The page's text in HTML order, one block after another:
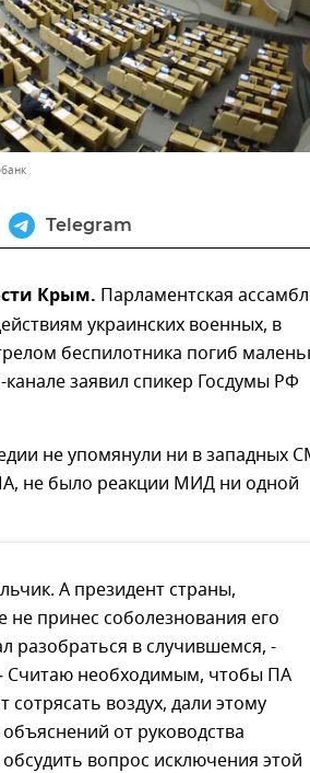
Telegram
Крым. Парламентская
украинских военных, в
беспилотника погиб
заявил спикер Госдумы РФ
не упомянули ни в западных
не было реакции МИД ни одной
А президент страны,
не принес соболезнования его
разобраться в случившемся, -
Считаю необходимым, чтобы ПА
воздух, дали этому
от руководства
вопрос исключения этой